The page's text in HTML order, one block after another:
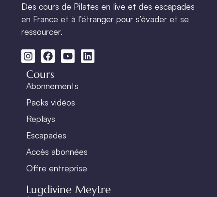
Des cours de Pilates en live et des escapades
en France et à l’étranger pour s’évader et se
ressourcer.
Cours
Abonnements
Packs vidéos
Replays
Escapades
Accès abonnées
Offre entreprise
Lugdivine Meytre